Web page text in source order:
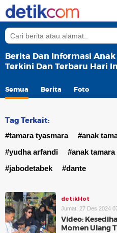
Berita Dan Informasi
Terkini Dan Terbaru Hari
Semua Berita Foto
Tag Terkait:
#tamara tyasmara
#anak
#yudha arfandi
#anak
#jabodetabek
#dante
detikHot
Jumat, 27 Des 2024
Video:
Momen Ulang